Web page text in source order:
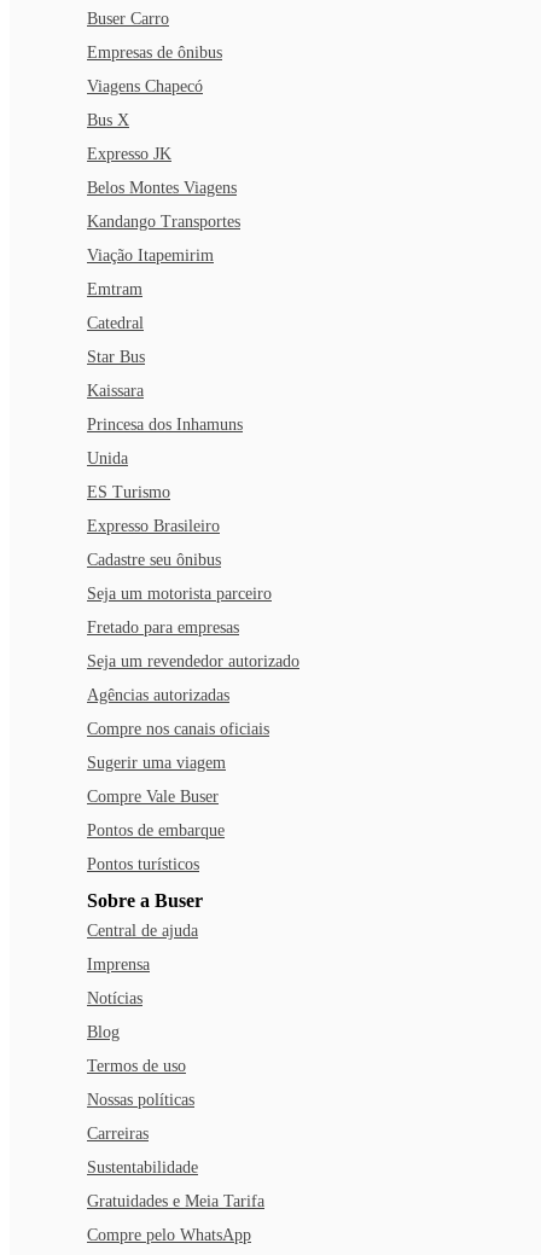
Buser Carro
Empresas de ônibus
Viagens Chapecó
Bus X
Expresso JK
Belos Montes Viagens
Kandango Transportes
Viação Itapemirim
Emtram
Catedral
Star Bus
Kaissara
Princesa dos Inhamuns
Unida
ES Turismo
Expresso Brasileiro
Cadastre seu ônibus
Seja um motorista parceiro
Fretado para empresas
Seja um revendedor autorizado
Agências autorizadas
Compre nos canais oficiais
Sugerir uma viagem
Compre Vale Buser
Pontos de embarque
Pontos turísticos
Sobre a Buser
Central de ajuda
Imprensa
Notícias
Blog
Termos de uso
Nossas políticas
Carreiras
Sustentabilidade
Gratuidades e Meia Tarifa
Compre pelo WhatsApp